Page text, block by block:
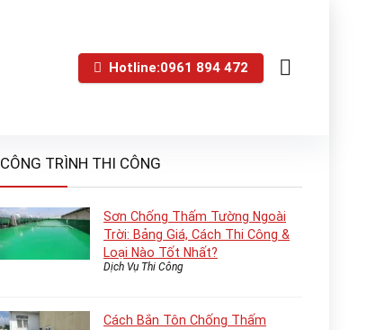
Hotline:0961 894 472
CÔNG TRÌNH THI CÔNG
Sơn Chống Thấm Tường Ngoài
Trời: Bảng Giá, Cách Thi Công &
Loại Nào Tốt Nhất?
Dịch Vụ Thi Công
Cách Bắn Tôn Chống Thấm